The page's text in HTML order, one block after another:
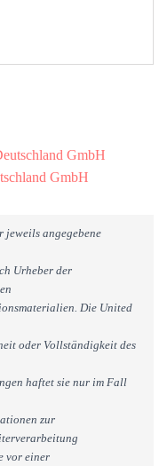
GmbH
GmbH
jeweils angegebene
Urheber der
Die United
oder Vollständigkeit des
haftet sie nur im Fall
zur
vor einer